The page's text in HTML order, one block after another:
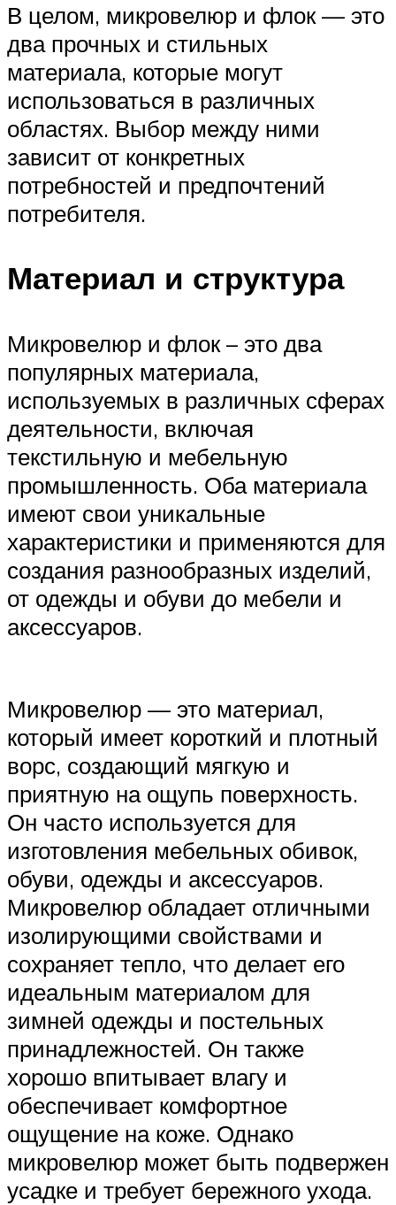
В целом, микровелюр и флок — это
два прочных и стильных
материала, которые могут
использоваться в различных
областях. Выбор между ними
зависит от конкретных
потребностей и предпочтений
потребителя.
Материал и структура
Микровелюр и флок – это два
популярных материала,
используемых в различных сферах
деятельности, включая
текстильную и мебельную
промышленность. Оба материала
имеют свои уникальные
характеристики и применяются для
создания разнообразных изделий,
от одежды и обуви до мебели и
аксессуаров.
Микровелюр — это материал,
который имеет короткий и плотный
ворс, создающий мягкую и
приятную на ощупь поверхность.
Он часто используется для
изготовления мебельных обивок,
обуви, одежды и аксессуаров.
Микровелюр обладает отличными
изолирующими свойствами и
сохраняет тепло, что делает его
идеальным материалом для
зимней одежды и постельных
принадлежностей. Он также
хорошо впитывает влагу и
обеспечивает комфортное
ощущение на коже. Однако
микровелюр может быть подвержен
усадке и требует бережного ухода.